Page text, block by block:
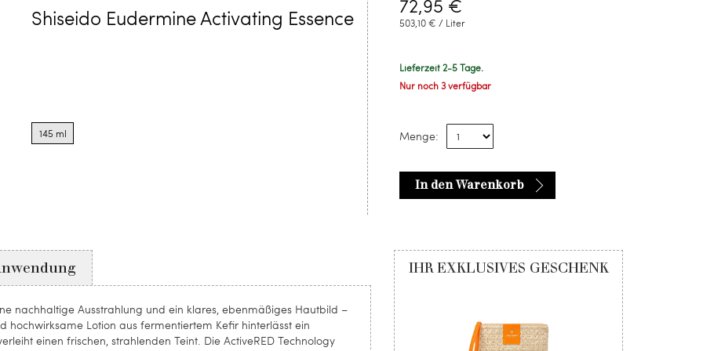
Shiseido Eudermine Activating Essence
options
for
145 ml
72,95 €
503,10 € / Liter
Lieferzeit 2-5 Tage.
Nur noch 3 verfügbar
Menge:
In den Warenkorb
nachhaltige Ausstrahlung und ein klares, ebenmäßiges Hautbild –
hochwirksame Lotion aus fermentiertem Kefir hinterlässt ein
einen frischen, strahlenden Teint. Die ActiveRED Technology
IHR EXKLUSIVES GESCHENK